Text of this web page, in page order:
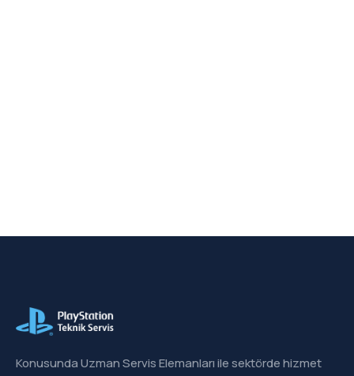
Konusunda Uzman Servis Elemanları ile sektörde hizmet